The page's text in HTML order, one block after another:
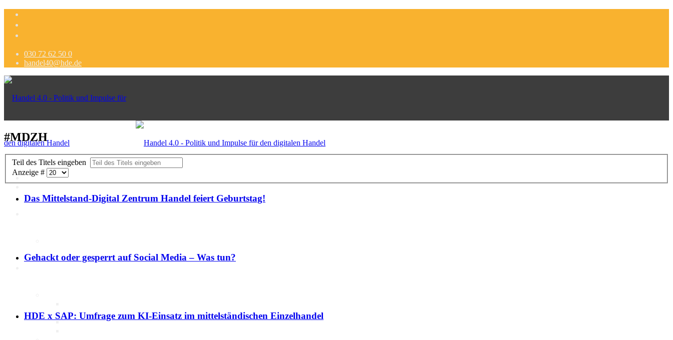
030 72 62 50 0
handel40@hde.de
Tipps und Infomaterial
Allianz für Cyber-Sicherheit
#MDZH
Teil des Titels eingeben
Anzeige #
Das Mittelstand-Digital Zentrum Handel feiert Geburtstag!
Gehackt oder gesperrt auf Social Media – Was tun?
HDE x SAP: Umfrage zum KI-Einsatz im mittelständischen Einzelhandel